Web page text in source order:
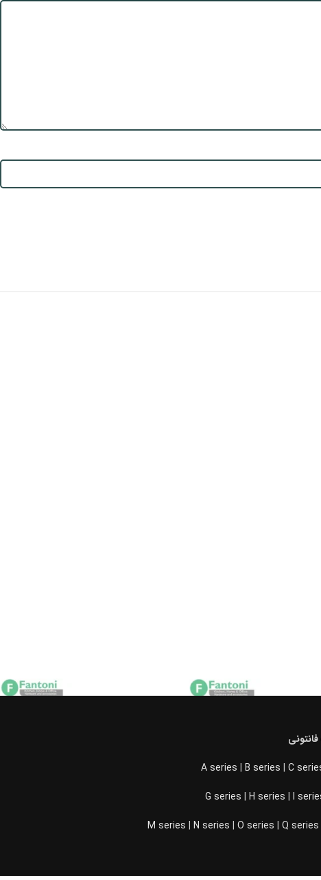
A series | B series | C
G series | H series | I
M series | N series | O series | Q series